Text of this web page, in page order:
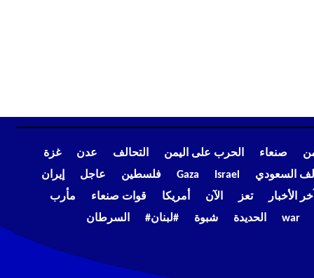
صنعاء الحرب على اليمن التحالف عدن
غزة
السعودي Israel
Gaza فلسطين عاجل
إيران
آخر الأخبار تعز الآن أمريكا قوات صنعاء
مأرب
war الحديدة شبوة #لبنان# السرطان